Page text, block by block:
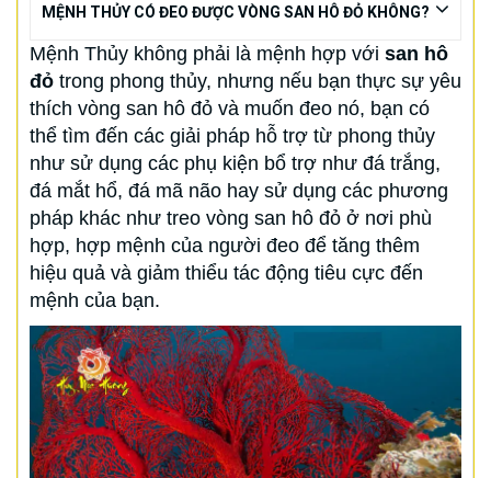
MỆNH THỦY CÓ ĐEO ĐƯỢC VÒNG SAN HÔ ĐỎ KHÔNG?
Mệnh Thủy không phải là mệnh hợp với san hô
đỏ trong phong thủy, nhưng nếu bạn thực sự yêu
thích vòng san hô đỏ và muốn đeo nó, bạn có
thể tìm đến các giải pháp hỗ trợ từ phong thủy
như sử dụng các phụ kiện bổ trợ như đá trắng,
đá mắt hổ, đá mã não hay sử dụng các phương
pháp khác như treo vòng san hô đỏ ở nơi phù
hợp, hợp mệnh của người đeo để tăng thêm
hiệu quả và giảm thiểu tác động tiêu cực đến
mệnh của bạn.